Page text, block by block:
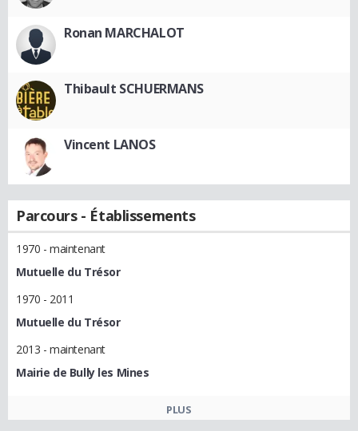
Ronan MARCHALOT
Thibault SCHUERMANS
Vincent LANOS
Parcours - Établissements
1970 - maintenant
Mutuelle du Trésor
1970 - 2011
Mutuelle du Trésor
2013 - maintenant
Mairie de Bully les Mines
PLUS